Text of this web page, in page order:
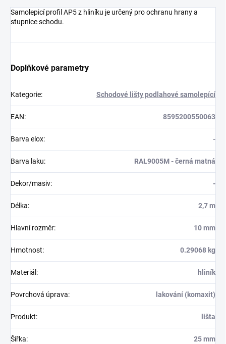
Samolepicí profil AP5 z hliníku je určený pro ochranu hrany a
stupnice schodu.
Doplňkové parametry
Kategorie: Schodové lišty podlahové samolepící
EAN: 8595200550063
Barva elox: -
Barva laku: RAL9005M - černá matná
Dekor/masiv: -
Délka: 2,7 m
Hlavní rozměr: 10 mm
Hmotnost: 0.29068 kg
Materiál : hliník
Povrchová úprava: lakování (komaxit)
Produkt: lišta
Šířka: 25 mm